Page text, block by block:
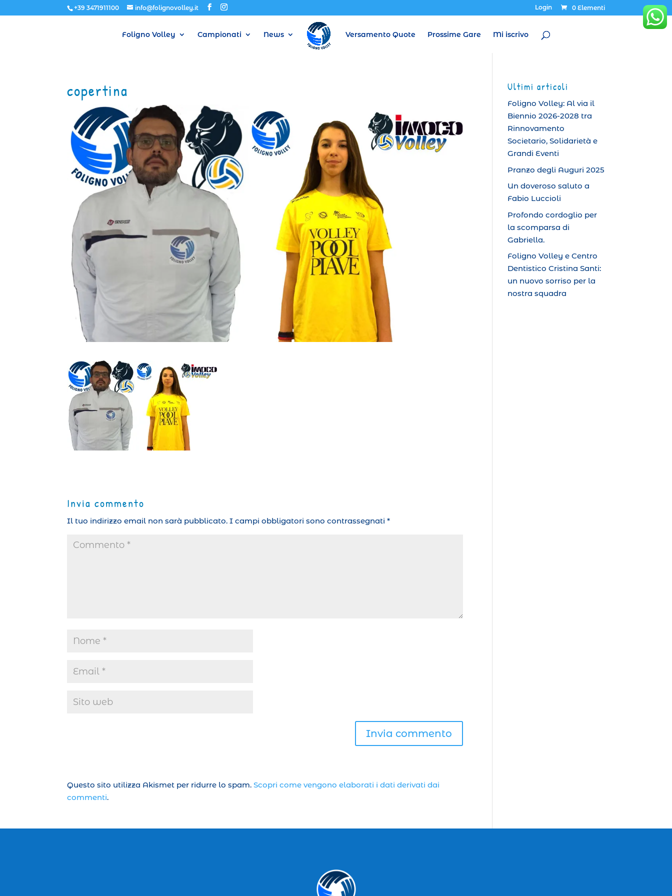
+39 3471911100 info@folignovolley.it Login 0 Elementi
Foligno Volley Campionati News Versamento Quote Prossime Gare Mi iscrivo
copertina
Invia commento
Il tuo indirizzo email non sarà pubblicato. I campi obbligatori sono contrassegnati*
Questo sito utilizza Akismet per ridurre lo spam.Scopri come vengono elaborati i dati derivati dai
commenti.
Ultimi articoli
Foligno Volley: Al via il
Biennio 2026-2028 tra
Rinnovamento
Societario, Solidarietà e
Grandi Eventi
Pranzo degli Auguri 2025
Un doveroso saluto a
Fabio Luccioli
Profondo cordoglio per
la scomparsa di
Gabriella.
Foligno Volley e Centro
Dentistico Cristina Santi:
un nuovo sorriso per la
nostra squadra